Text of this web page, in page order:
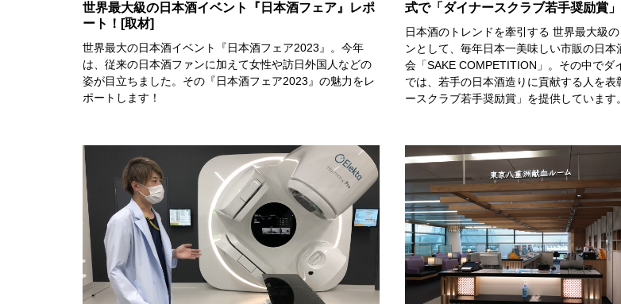
世界最大級の日本酒イベント『日本酒フェア』レポ
ート！
世界最大の日本酒イベント『日本酒フェア2023』。今年
は、従来の日本酒ファンに加えて女性や訪日外国人などの
姿が目立ちました。その『日本酒フェア2023』の魅力をレ
ポートします！
式で「ダイナースクラブ若手奨励賞
日本酒のトレンドを牽引する 世界最大級
ンとして、毎年日本一美味しい市販の日本
会「SAKE COMPETITION」。その中でダ
では、若手の日本酒造りに貢献する人を表
ースクラブ若手奨励賞」を提供しています。